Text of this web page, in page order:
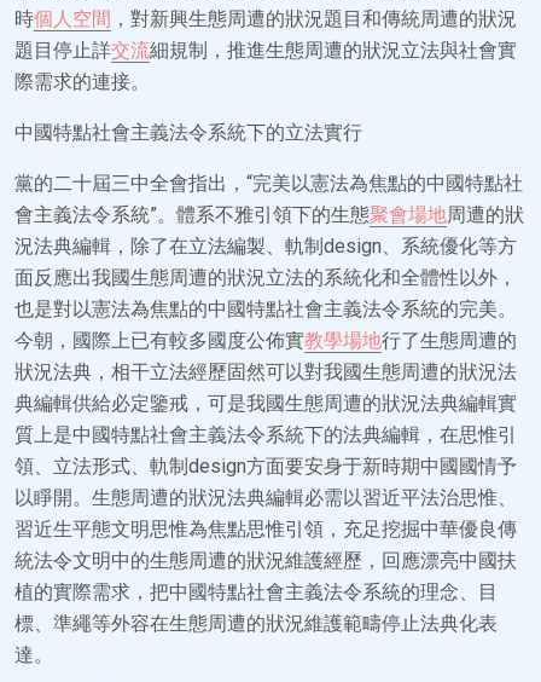
時個人空間 ，對新興生態周遭的狀況題目和傳統周遭的狀況
題目停止詳交流細規制，推進生態周遭的狀況立法與社會實
際需求的連接。
中國特點社會主義法令系統下的立法實行
黨的二十屆三中全會指出，“完美以憲法為焦點的中國特點社
會主義法令系統”。體系不雅引領下的生態聚會場地周遭的狀
況法典編輯，除了在立法編製、軌制design、系統優化等方
面反應出我國生態周遭的狀況立法的系統化和全體性以外，
也是對以憲法為焦點的中國特點社會主義法令系統的完美。
今朝，國際上已有較多國度公佈實教學場地行了生態周遭的
狀況法典，相干立法經歷固然可以對我國生態周遭的狀況法
典編輯供給必定鑒戒，可是我國生態周遭的狀況法典編輯實
質上是中國特點社會主義法令系統下的法典編輯，在思惟引
領、立法形式、軌制design方面要安身于新時期中國國情予
以睜開。生態周遭的狀況法典編輯必需以習近平法治思惟、
習近生平態文明思惟為焦點思惟引領，充足挖掘中華優良傳
統法令文明中的生態周遭的狀況維護經歷，回應漂亮中國扶
植的實際需求，把中國特點社會主義法令系統的理念、目
標、準繩等外容在生態周遭的狀況維護範疇停止法典化表
達。